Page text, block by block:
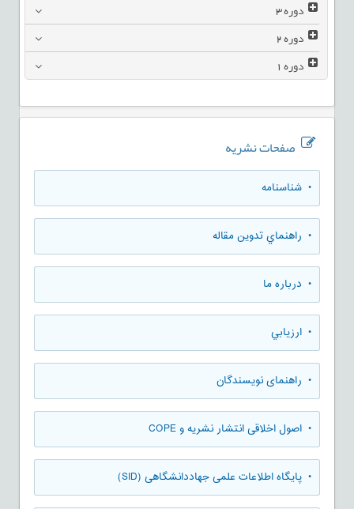
دوره3
دوره2
دوره1
صفحات نشریه
• شناسنامه
• راهنماي تدوين مقاله
• درباره ما
• ارزيابي
• راهنمای نویسندگان
• اصول اخلاقی انتشار نشریه و COPE
• پایگاه اطلاعات علمی جهاددانشگاهی (SID)